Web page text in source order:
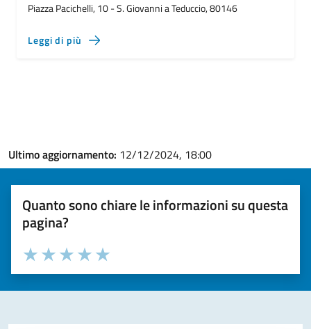
Piazza Pacichelli, 10 - S. Giovanni a Teduccio, 80146
Leggi di più
Ultimo aggiornamento: 12/12/2024, 18:00
Quanto sono chiare le informazioni su questa
pagina?
Valuta la chiarezza delle informazioni (da 1 a 5 stelle)
Seleziona il numero di stelle per valutare la chiarezza delle
Valuta 5 stelle su 5
Valuta 4 stelle su 5
Valuta 3 stelle su 5
Valuta 2 stelle su 5
Valuta 1 stelle su 5